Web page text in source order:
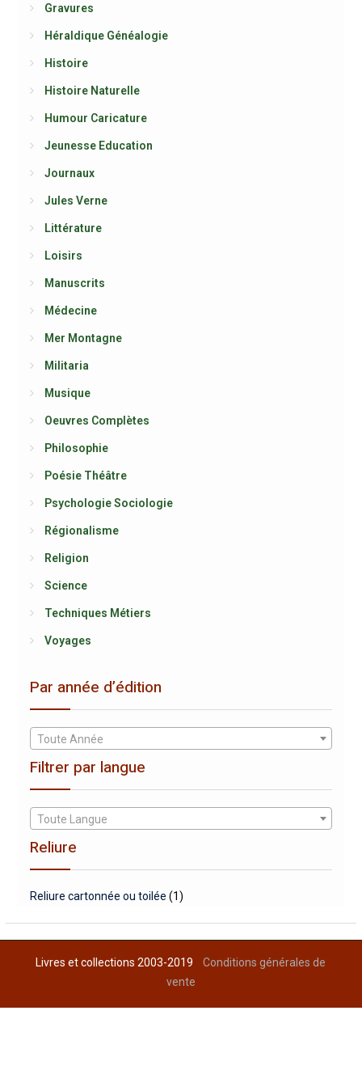
Gravures
Héraldique Généalogie
Histoire
Histoire Naturelle
Humour Caricature
Jeunesse Education
Journaux
Jules Verne
Littérature
Loisirs
Manuscrits
Médecine
Mer Montagne
Militaria
Musique
Oeuvres Complètes
Philosophie
Poésie Théâtre
Psychologie Sociologie
Régionalisme
Religion
Science
Techniques Métiers
Voyages
Par année d’édition
Toute Année
Filtrer par langue
Toute Langue
Reliure
Reliure cartonnée ou toilée (1)
Livres et collections 2003-2019Conditions générales de
vente